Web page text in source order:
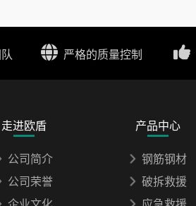
严格的质量控制
走进欧盾
公司简介
公司荣誉
产品中心
钢筋钢材
破拆救援